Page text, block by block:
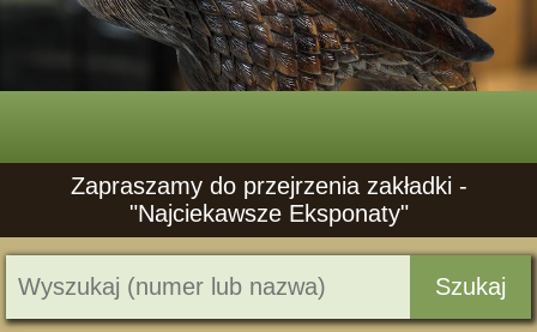
Zapraszamy do przejrzenia zakładki -
"Najciekawsze Eksponaty"
Szukaj